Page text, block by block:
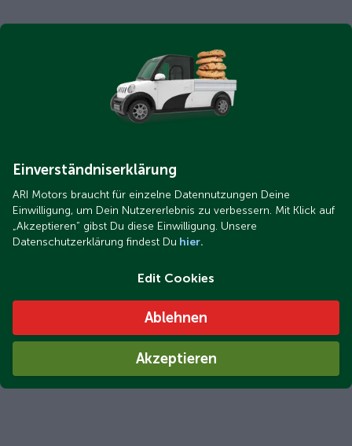
Einverständniserklärung
ARI Motors braucht für einzelne Datennutzungen Deine
Einwilligung, um Dein Nutzererlebnis zu verbessern. Mit Klick auf
„Akzeptieren“ gibst Du diese Einwilligung. Unsere
Datenschutzerklärung findest Du hier.
Edit Cookies
Ablehnen
Akzeptieren